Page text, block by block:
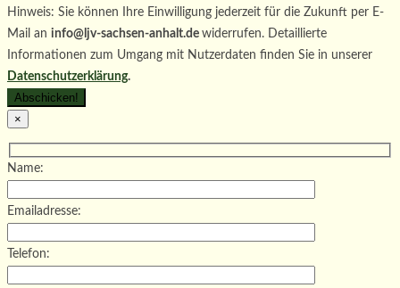
Hinweis: Sie können Ihre Einwilligung jederzeit für die Zukunft per E-
Mail an info@ljv-sachsen-anhalt.de widerrufen. Detaillierte
Informationen zum Umgang mit Nutzerdaten finden Sie in unserer
Datenschutzerklärung.
×
Name:
Emailadresse:
Telefon: